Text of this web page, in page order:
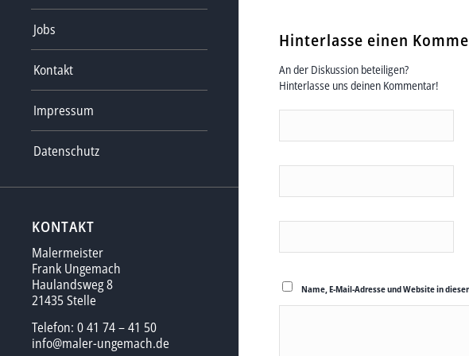
Jobs
Kontakt
Impressum
Datenschutz
KONTAKT
Malermeister
Frank Ungemach
Haulandsweg 8
21435 Stelle
Telefon: 0 41 74 – 41 50
info@maler-ungemach.de
Hinterlasse einen
An der Diskussion beteiligen?
Hinterlasse uns deinen Kommentar!
Name, E-Mail-Adresse und Website in